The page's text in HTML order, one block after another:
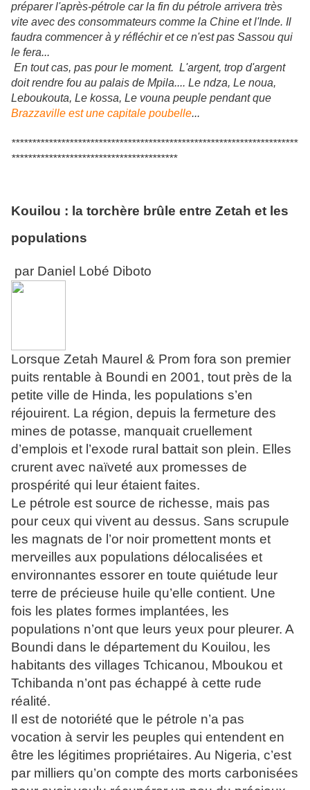
préparer l'après-pétrole car la fin du pétrole arrivera très
vite avec des consommateurs comme la Chine et l'Inde. Il
faudra commencer à y réfléchir et ce n'est pas Sassou qui
le fera...
En tout cas, pas pour le moment. L'argent, trop d'argent
doit rendre fou au palais de Mpila.... Le ndza, Le noua,
Leboukouta, Le kossa, Le vouna peuple pendant que
Brazzaville est une capitale poubelle...
*********************************************************************
****************************************
Kouilou : la torchère brûle entre Zetah et les
populations
par Daniel Lobé Diboto
Lorsque Zetah Maurel & Prom fora son premier
puits rentable à Boundi en 2001, tout près de la
petite ville de Hinda, les populations s’en
réjouirent. La région, depuis la fermeture des
mines de potasse, manquait cruellement
d’emplois et l’exode rural battait son plein. Elles
crurent avec naïveté aux promesses de
prospérité qui leur étaient faites.
Le pétrole est source de richesse, mais pas
pour ceux qui vivent au dessus. Sans scrupule
les magnats de l’or noir promettent monts et
merveilles aux populations délocalisées et
environnantes essorer en toute quiétude leur
terre de précieuse huile qu’elle contient. Une
fois les plates formes implantées, les
populations n’ont que leurs yeux pour pleurer. A
Boundi dans le département du Kouilou, les
habitants des villages Tchicanou, Mboukou et
Tchibanda n’ont pas échappé à cette rude
réalité.
Il est de notoriété que le pétrole n’a pas
vocation à servir les peuples qui entendent en
être les légitimes propriétaires. Au Nigeria, c’est
par milliers qu’on compte des morts carbonisées